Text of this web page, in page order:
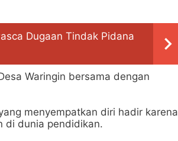
Dugaan Tindak Pidana
Waringin bersama dengan
menyempatkan diri hadir karena
di dunia pendidikan.